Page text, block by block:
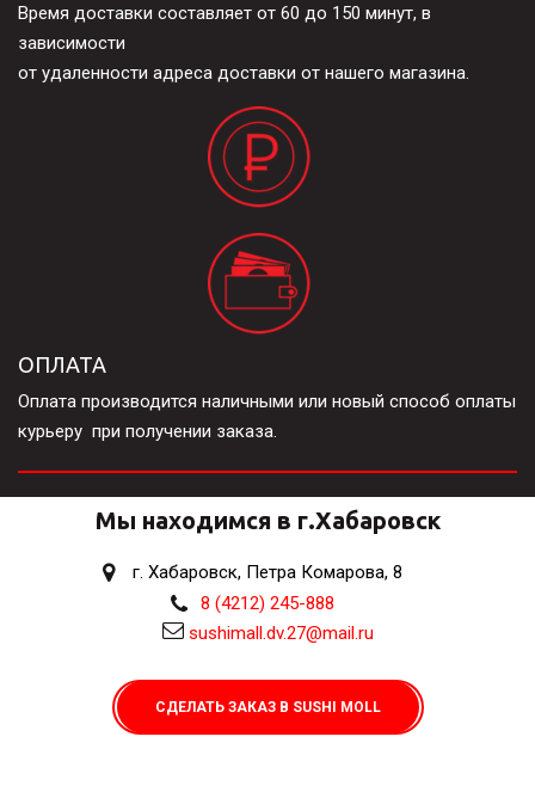
Время доставки составляет от 60 до 150 минут, в
зависимости
от удаленности адреса доставки от нашего магазина.
ОПЛАТА
Оплата производится наличными или новый способ оплаты
курьеру  при получении заказа.
Мы находимся в г.Хабаровск
г. Хабаровск, Петра Комарова, 8
8 (4212) 245-888
sushimall.dv.27@mail.ru
СДЕЛАТЬ ЗАКАЗ В SUSHI MOLL